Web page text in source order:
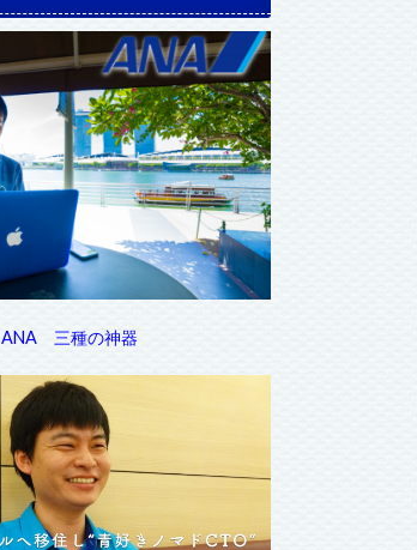
ANA 三種の神器